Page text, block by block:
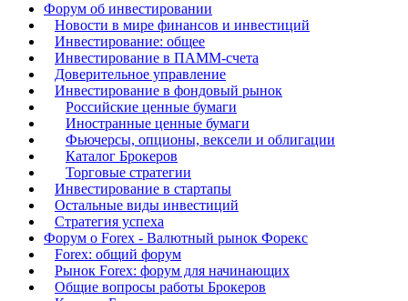
Форум об инвестировании
Новости в мире финансов и инвестиций
Инвестирование: общее
Инвестирование в ПАММ-счета
Доверительное управление
Инвестирование в фондовый рынок
Российские ценные бумаги
Иностранные ценные бумаги
Фьючерсы, опционы, вексели и облигации
Каталог Брокеров
Торговые стратегии
Инвестирование в стартапы
Остальные виды инвестиций
Стратегия успеха
Форум о Forex - Валютный рынок Форекс
Forex: общий форум
Рынок Forex: форум для начинающих
Общие вопросы работы Брокеров